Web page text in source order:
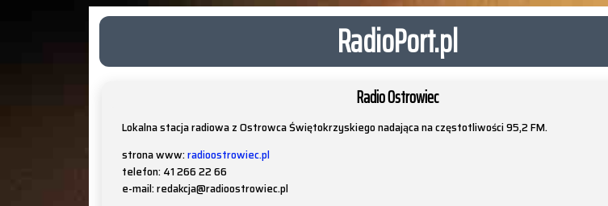
RadioPort.pl
Radio Ostrowiec
Lokalna stacja radiowa z Ostrowca Świętokrzyskiego nadająca na częstotliwości 95,2 FM.
strona www:radioostrowiec.pl
telefon: 41 266 22 66
e-mail: redakcja@radioostrowiec.pl